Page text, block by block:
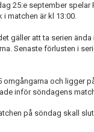
25:e september spelar
matchen är kl 13:00.
gäller att ta serien ända
Senaste förlusten i
och ligger
inför söndagens
på söndag skall